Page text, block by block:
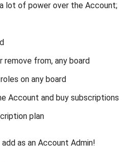
lot of power over the Account;
remove from, any board
on any board
Account and buy subscriptions
plan
as an Account Admin!